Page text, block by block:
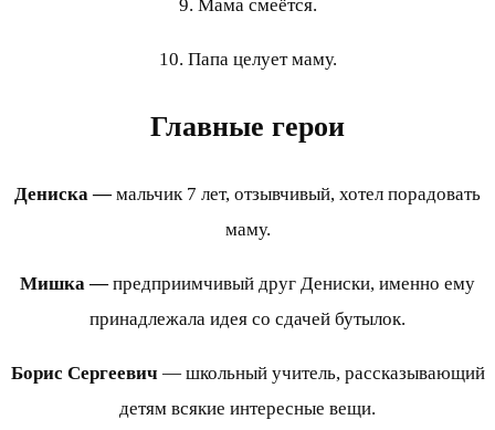
9. Мама смеётся.
10. Папа целует маму.
Главные герои
Дениска —мальчик 7 лет, отзывчивый, хотел порадовать
маму.
Мишка —предприимчивый друг Дениски, именно ему
принадлежала идея со сдачей бутылок.
Борис Сергеевич — школьный учитель, рассказывающий
детям всякие интересные вещи.